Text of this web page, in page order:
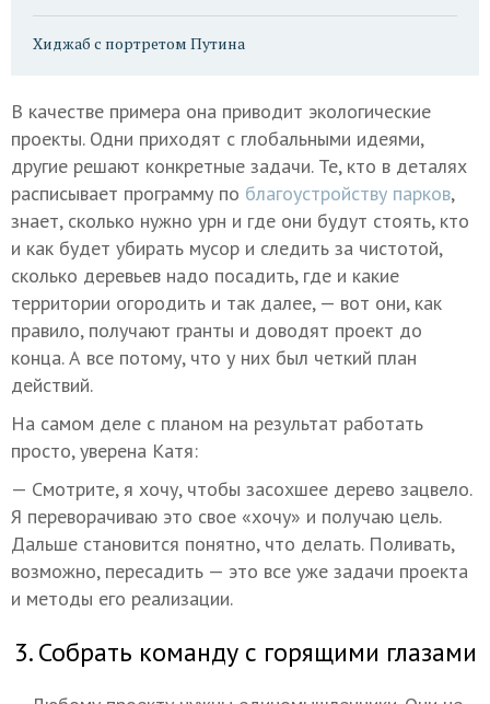
Хиджаб с портретом Путина
В качестве примера она приводит экологические
проекты. Одни приходят с глобальными идеями,
другие решают конкретные задачи. Те, кто в деталях
расписывает программу по благоустройству парков,
знает, сколько нужно урн и где они будут стоять, кто
и как будет убирать мусор и следить за чистотой,
сколько деревьев надо посадить, где и какие
территории огородить и так далее, — вот они, как
правило, получают гранты и доводят проект до
конца. А все потому, что у них был четкий план
действий.
На самом деле с планом на результат работать
просто, уверена Катя:
— Смотрите, я хочу, чтобы засохшее дерево зацвело.
Я переворачиваю это свое «хочу» и получаю цель.
Дальше становится понятно, что делать. Поливать,
возможно, пересадить — это все уже задачи проекта
и методы его реализации.
3. Собрать команду с горящими глазами